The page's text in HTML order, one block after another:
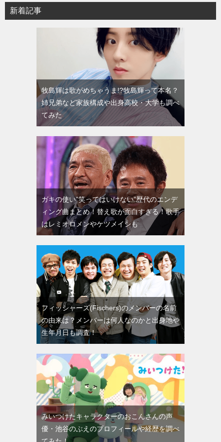
新着記事
牧島輝は歌がめちゃうま!?牧島輝って本名？
姉兄弟など家族構成や出身高校・大学も調べ
てみた
ガキの使い”笑ってはいけない”歴代のエンデ
ィング曲まとめ！替え歌が面白すぎる！歌手
はレミオロメンやケツメイシも
フィッシャーズ(Fischers)のメンバーの名前
の由来は？メンバーは何人なのかと出身地や
生年月日も調査！
みいつけたキャラクターのおこんさんの声
優・池谷のぶえのプロフィールや経歴を調べ